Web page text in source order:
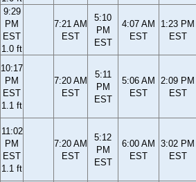
9:29
PM
EST
1.0 ft
7:21 AM
EST
5:10
PM
EST
4:07 AM
EST
1:23 PM
EST
10:17
PM
EST
1.1 ft
7:20 AM
EST
5:11
PM
EST
5:06 AM
EST
2:09 PM
EST
11:02
PM
EST
1.1 ft
7:20 AM
EST
5:12
PM
EST
6:00 AM
EST
3:02 PM
EST